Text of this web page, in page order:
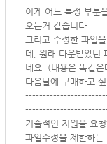
이게 어느 특정 부분
오는거 같습니다.
그리고 수정한 파일
데, 원래 다운받았던
네요. (내용은 똑같은
다음달에 구매하고
기술적인 지원을 요
파일수정을 제한하는